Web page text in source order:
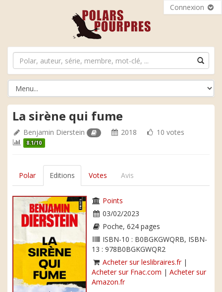
Connexion
La sirène qui fume
Benjamin Dierstein 2018 10 votes
8.1/10
Polar Editions Votes Avis
Points
03/02/2023
Poche, 624 pages
ISBN-10 : B0BGKGWQRB, ISBN-
13 : 978B0BGKGWQR2
Acheter sur leslibraires.fr|
Acheter sur Fnac.com | Acheter sur
Amazon.fr